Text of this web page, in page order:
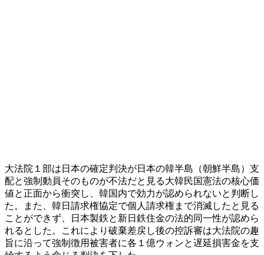
大法院１部は日本の確定判決が日本の韓半島（朝鮮半島）支
配と強制動員そのものが不法だと見る大韓民国憲法の核心価
値と正面から衝突し、韓国内で効力が認められないと判断し
た。また、韓日請求権協定で個人請求権まで消滅したと見る
ことができず、日本製鉄と新日鉄住金の法的同一性が認めら
れるとした。これにより破棄差戻し後の控訴審は大法院の趣
旨に沿って強制徴用被害者に各１億ウォンと遅延損害金を支